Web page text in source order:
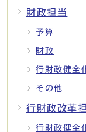
財政担当
予算
財政
行財政健全
その他
行財政改革
行財政健全